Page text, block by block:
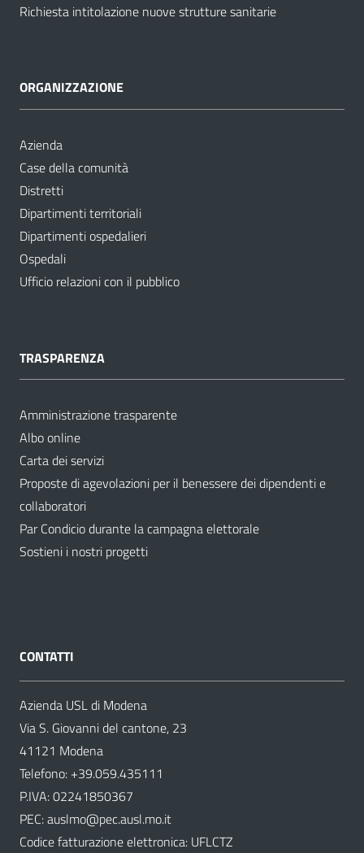
Richiesta intitolazione nuove strutture sanitarie
ORGANIZZAZIONE
Azienda
Case della comunità
Distretti
Dipartimenti territoriali
Dipartimenti ospedalieri
Ospedali
Ufficio relazioni con il pubblico
TRASPARENZA
Amministrazione trasparente
Albo online
Carta dei servizi
Proposte di agevolazioni per il benessere dei dipendenti e
collaboratori
Par Condicio durante la campagna elettorale
Sostieni i nostri progetti
CONTATTI
Azienda USL di Modena
Via S. Giovanni del cantone, 23
41121 Modena
Telefono: +39.059.435111
P.IVA: 02241850367
PEC:auslmo@pec.ausl.mo.it
Codice fatturazione elettronica: UFLCTZ